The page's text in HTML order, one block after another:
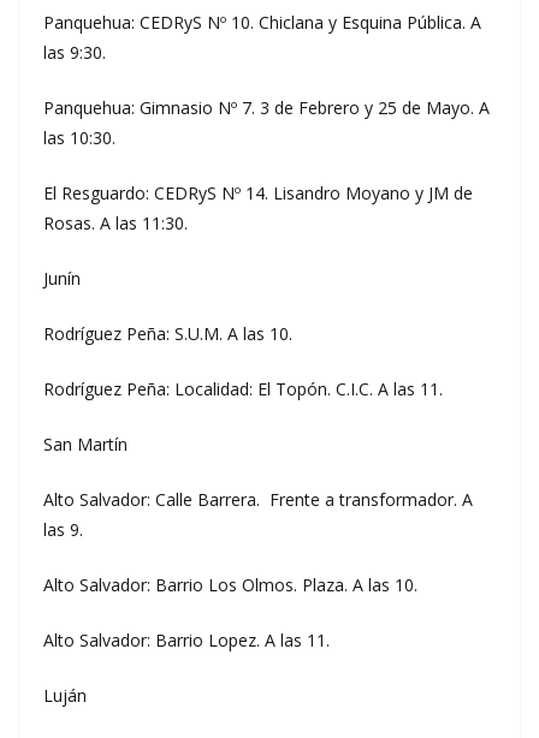
Panquehua: CEDRyS Nº 10. Chiclana y Esquina Pública. A
las 9:30.
Panquehua: Gimnasio Nº 7. 3 de Febrero y 25 de Mayo. A
las 10:30.
El Resguardo: CEDRyS Nº 14. Lisandro Moyano y JM de
Rosas. A las 11:30.
Junín
Rodríguez Peña: S.U.M. A las 10.
Rodríguez Peña: Localidad: El Topón. C.I.C. A las 11.
San Martín
Alto Salvador: Calle Barrera. Frente a transformador. A
las 9.
Alto Salvador: Barrio Los Olmos. Plaza. A las 10.
Alto Salvador: Barrio Lopez. A las 11.
Luján